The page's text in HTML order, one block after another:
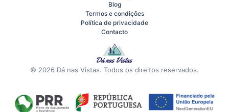
Blog
Termos e condições
Política de privacidade
Contacto
© 2026 Dá nas Vistas. Todos os direitos reservados.